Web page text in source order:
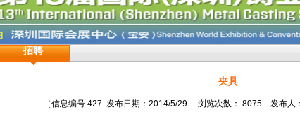
招聘
夹具
［信息编号:427 发布日期：2014/5/29 浏览次数： 8075 发布